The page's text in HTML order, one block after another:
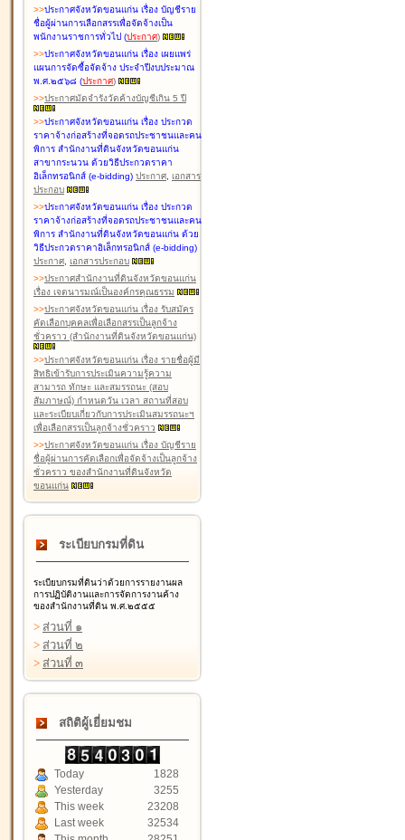
>>ประกาศจังหวัดขอนแก่น เรื่อง บัญชีราย
ชื่อผู้ผ่านการเลือกสรรเพื่อจัดจ้างเป็น
พนักงานราชการทั่วไป (ประกาศ)
>>ประกาศจังหวัดขอนแก่น เรื่อง เผยแพร่
แผนการจัดซื้อจัดจ้าง ประจำปีงบประมาณ
พ.ศ.๒๕๖๘ (ประกาศ)
>>ประกาศมัดจำรังวัดค้างบัญชีเกิน 5 ปี
>>ประกาศจังหวัดขอนแก่น เรื่อง ประกวด
ราคาจ้างก่อสร้างที่จอดรถประชาชนและคน
พิการ สำนักงานที่ดินจังหวัดขอนแก่น
สาขากระนวน ด้วยวิธีประกวดราคา
อิเล็กทรอนิกส์ (e-bidding) ประกาศ, เอกสาร
ประกอบ
>>ประกาศจังหวัดขอนแก่น เรื่อง ประกวด
ราคาจ้างก่อสร้างที่จอดรถประชาชนและคน
พิการ สำนักงานที่ดินจังหวัดขอนแก่น ด้วย
วิธีประกวดราคาอิเล็กทรอนิกส์ (e-bidding)
ประกาศ, เอกสารประกอบ
>>ประกาศสำนักงานที่ดินจังหวัดขอนแก่น
เรื่อง เจตนารมณ์เป็นองค์กรคุณธรรม
>>ประกาศจังหวัดขอนแก่น เรื่อง รับสมัคร
คัดเลือกบุคคลเพื่อเลือกสรรเป็นลูกจ้าง
ชั่วคราว (สำนักงานที่ดินจังหวัดขอนแก่น)
>>ประกาศจังหวัดขอนแก่น เรื่อง รายชื่อผู้มี
สิทธิเข้ารับการประเมินความรู้ความ
สามารถ ทักษะ และสมรรถนะ (สอบ
สัมภาษณ์) กำหนดวัน เวลา สถานที่สอบ
และระเบียบเกี่ยวกับการประเมินสมรรถนะฯ
เพื่อเลือกสรรเป็นลูกจ้างชั่วคราว
>>ประกาศจังหวัดขอนแก่น เรื่อง บัญชีราย
ชื่อผู้ผ่านการคัดเลือกเพื่อจัดจ้างเป็นลูกจ้าง
ชั่วคราว ของสำนักงานที่ดินจังหวัด
ขอนแก่น
ระเบียบกรมที่ดิน
ระเบียบกรมที่ดินว่าด้วยการรายงานผล
การปฏิบัติงานและการจัดการงานค้าง
ของสำนักงานที่ดิน พ.ศ.๒๕๕๕
> ส่วนที่ ๑
> ส่วนที่ ๒
> ส่วนที่ ๓
สถิติผู้เยี่ยมชม
Today
1828
Yesterday
3255
This week
23208
Last week
32534